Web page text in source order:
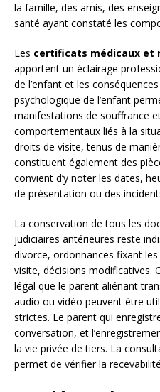
la famille, des amis, des
santé ayant constaté les
Les certificats médicaux et
apportent un éclairage
de l’enfant et les
psychologique de l’enfant
manifestations de souffrance
comportementaux liés à la
droits de visite, tenus de
constituent également des
convient d’y noter les dates,
de présentation ou des
La conservation de tous les
judiciaires antérieures reste
divorce, ordonnances fixant
visite, décisions modificatives.
légal que le parent aliénant
audio ou vidéo peuvent être
strictes. Le parent qui
conversation, et
la vie privée de tiers. La
permet de vérifier la